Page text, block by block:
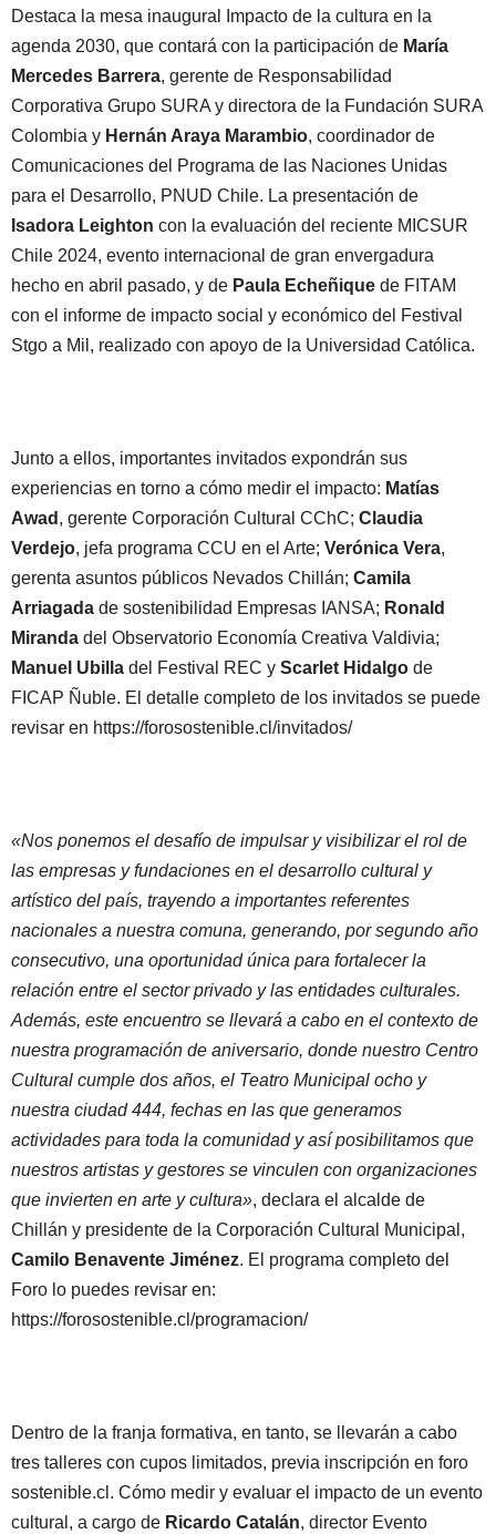
Destaca la mesa inaugural Impacto de la cultura en la
agenda 2030, que contará con la participación de María
Mercedes Barrera, gerente de Responsabilidad
Corporativa Grupo SURA y directora de la Fundación SURA
Colombia y Hernán Araya Marambio, coordinador de
Comunicaciones del Programa de las Naciones Unidas
para el Desarrollo, PNUD Chile. La presentación de
Isadora Leighton con la evaluación del reciente MICSUR
Chile 2024, evento internacional de gran envergadura
hecho en abril pasado, y de Paula Echeñique de FITAM
con el informe de impacto social y económico del Festival
Stgo a Mil, realizado con apoyo de la Universidad Católica.
Junto a ellos, importantes invitados expondrán sus
experiencias en torno a cómo medir el impacto: Matías
Awad , gerente Corporación Cultural CChC; Claudia
Verdejo, jefa programa CCU en el Arte; Verónica Vera,
gerenta asuntos públicos Nevados Chillán; Camila
Arriagada de sostenibilidad Empresas IANSA; Ronald
Miranda del Observatorio Economía Creativa Valdivia;
Manuel Ubilla del Festival REC y Scarlet Hidalgo de
FICAP Ñuble. El detalle completo de los invitados se puede
revisar en https://forosostenible.cl/invitados/
«Nos ponemos el desafío de impulsar y visibilizar el rol de
las empresas y fundaciones en el desarrollo cultural y
artístico del país, trayendo a importantes referentes
nacionales a nuestra comuna, generando, por segundo año
consecutivo, una oportunidad única para fortalecer la
relación entre el sector privado y las entidades culturales.
Además, este encuentro se llevará a cabo en el contexto de
nuestra programación de aniversario, donde nuestro Centro
Cultural cumple dos años, el Teatro Municipal ocho y
nuestra ciudad 444, fechas en las que generamos
actividades para toda la comunidad y así posibilitamos que
nuestros artistas y gestores se vinculen con organizaciones
que invierten en arte y cultura», declara el alcalde de
Chillán y presidente de la Corporación Cultural Municipal,
Camilo Benavente Jiménez. El programa completo del
Foro lo puedes revisar en:
https://forosostenible.cl/programacion/
Dentro de la franja formativa, en tanto, se llevarán a cabo
tres talleres con cupos limitados, previa inscripción en foro
sostenible.cl. Cómo medir y evaluar el impacto de un evento
cultural, a cargo de Ricardo Catalán, director Evento